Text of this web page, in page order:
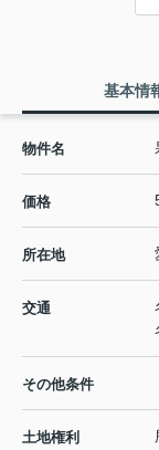
基本情
物件名
価格
所在地
交通
その他条件
土地権利